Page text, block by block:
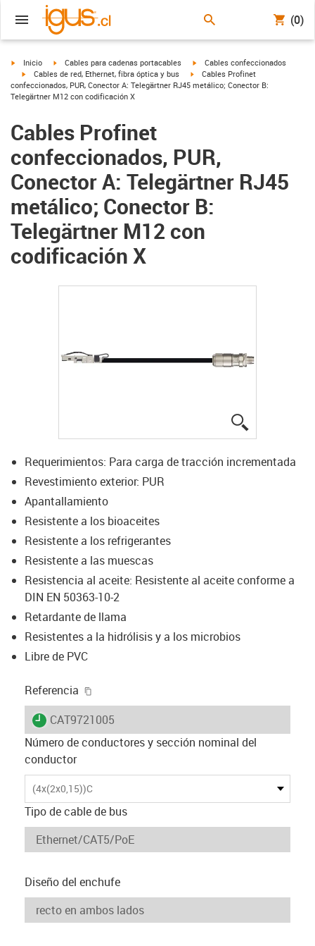
(0)
igus-icon-arrow-right
Inicio igus-icon-arrow-right
Cables para cadenas portacables igus-icon-arrow-right
Cables confeccionados
igus-icon-arrow-right
Cables de red, Ethernet, fibra óptica y bus igus-icon-arrow-right
Cables Profinet
confeccionados, PUR, Conector A: Telegärtner RJ45 metálico; Conector B:
Telegärtner M12 con codificación X
Cables Profinet
confeccionados, PUR,
Conector A: Telegärtner RJ45
metálico; Conector B:
Telegärtner M12 con
codificación X
Requerimientos: Para carga de tracción incrementada
Revestimiento exterior: PUR
Apantallamiento
Resistente a los bioaceites
Resistente a los refrigerantes
Resistente a las muescas
Resistencia al aceite: Resistente al aceite conforme a
DIN EN 50363-10-2
Retardante de llama
Resistentes a la hidrólisis y a los microbios
Libre de PVC
Referencia
igus-icon-lieferzeit
CAT9721005
Número de conductores y sección nominal del
conductor
(4x(2x0,15))C
Tipo de cable de bus
Diseño del enchufe